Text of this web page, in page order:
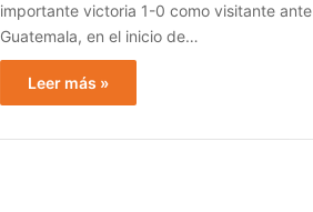
importante victoria 1-0 como visitante ante
Guatemala, en el inicio de…
Leer más »